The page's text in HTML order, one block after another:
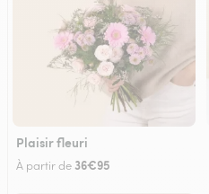
Plaisir fleuri
À partir de 36€95